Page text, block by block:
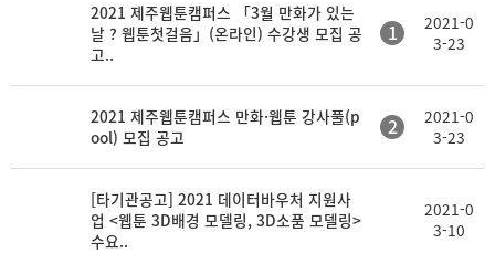
2021 제주웹툰캠퍼스 「3월 만화가 있는
날 ? 웹툰첫걸음」(온라인) 수강생 모집 공
고..
1
2021-0
3-23
2021 제주웹툰캠퍼스 만화·웹툰 강사풀(p
ool) 모집 공고
2
2021-0
3-23
[타기관공고] 2021 데이터바우처 지원사
업 <웹툰 3D배경 모델링, 3D소품 모델링>
수요..
2021-0
3-10